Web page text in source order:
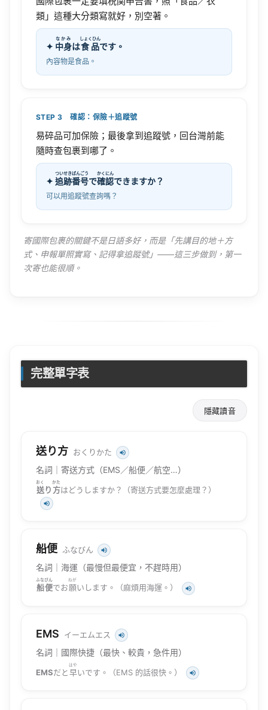
類」這種大分類寫就好，別空著。
✦ 中身
なかみ
は食品
しょくひん
です。
內容物是食品。
STEP 3 確認：保險＋追蹤號
易碎品可加保險；最後拿到追蹤號，回台灣前能
隨時查包裹到哪了。
✦ 追跡番号
ついせきばんごう
で確認
かくにん
できますか？
可以用追蹤號查詢嗎？
寄國際包裹的關鍵不是日語多好，而是「先講目的地＋方
式、申報單照實寫、記得拿追蹤號」——這三步做到，第一
次寄也能很順。
完整單字表
隱藏讀音
送り方 おくりかた
名詞｜寄送方式（EMS／船便／航空…）
送
おく
り 方
かた
はどうしますか？（寄送方式要怎麼處理？）
船便 ふなびん
名詞｜海運（最慢但最便宜，不趕時用）
船便
ふなびん
でお願
ねが
いします。（麻煩用海運。）
EMS イーエムエス
名詞｜國際快捷（最快、較貴，急件用）
EMSだと早
はや
いです。（EMS 的話很快。）